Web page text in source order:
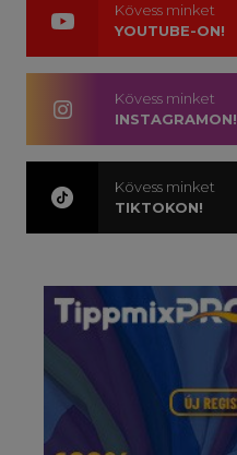
Kövess minket
YOUTUBE-ON!
Kövess minket
INSTAGRAMON!
Kövess minket
TIKTOKON!